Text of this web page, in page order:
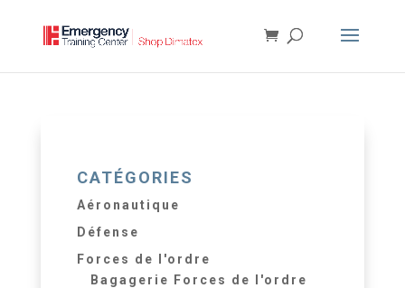
CATÉGORIES
Aéronautique
Défense
Forces de l'ordre
Bagagerie Forces de l'ordre